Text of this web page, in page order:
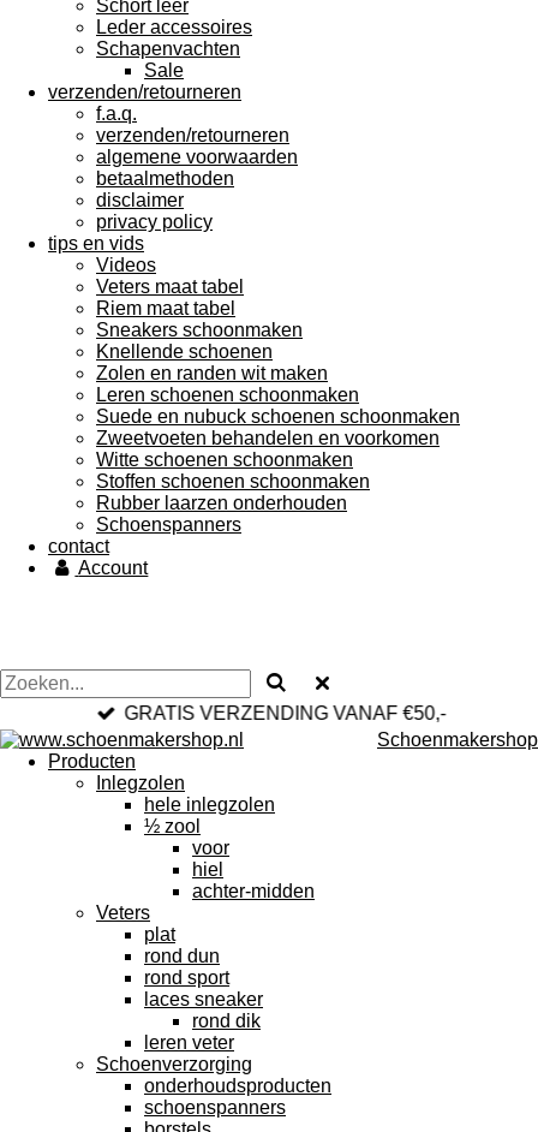
Schort leer
Leder accessoires
Schapenvachten
Sale
verzenden/retourneren
f.a.q.
verzenden/retourneren
algemene voorwaarden
betaalmethoden
disclaimer
privacy policy
tips en vids
Videos
Veters maat tabel
Riem maat tabel
Sneakers schoonmaken
Knellende schoenen
Zolen en randen wit maken
Leren schoenen schoonmaken
Suede en nubuck schoenen schoonmaken
Zweetvoeten behandelen en voorkomen
Witte schoenen schoonmaken
Stoffen schoenen schoonmaken
Rubber laarzen onderhouden
Schoenspanners
contact
Account
GRATIS VERZENDING VANAF €50,-
Schoenmakershop
Producten
Inlegzolen
hele inlegzolen
½ zool
voor
hiel
achter-midden
Veters
plat
rond dun
rond sport
laces sneaker
rond dik
leren veter
Schoenverzorging
onderhoudsproducten
schoenspanners